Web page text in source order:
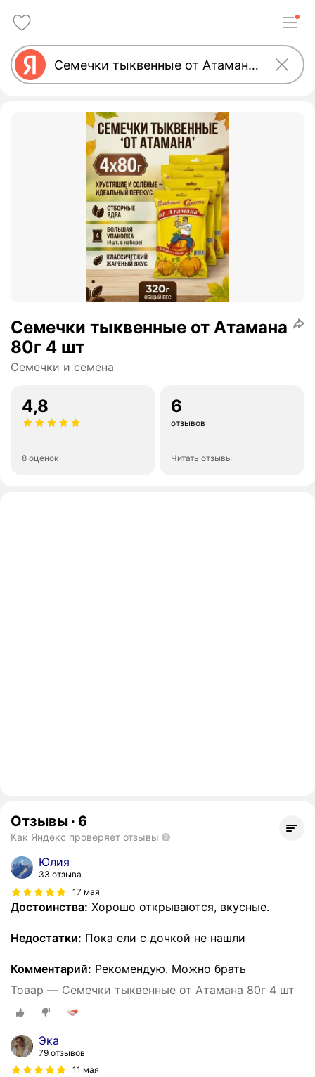
Семечки тыквенные от Атамана
80г 4 шт
Семечки и семена
4,8
8 оценок
6
отзывов
Читать отзывы
Отзывы · 6
Как Яндекс проверяет отзывы
Юлия
33 отзыва
17 мая
Достоинства: Хорошо открываются, вкусные.
Недостатки: Пока ели с дочкой не нашли
Комментарий: Рекомендую. Можно брать
Товар — Семечки тыквенные от Атамана 80г 4 шт
Эка
79 отзывов
11 мая